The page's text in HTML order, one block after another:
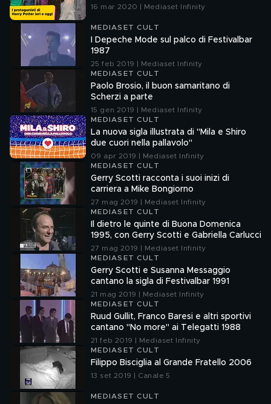
16 mar 2020 | Mediaset Infinity
MEDIASET CULT
I Depeche Mode sul palco di Festivalbar
1987
25 feb 2019 | Mediaset Infinity
MEDIASET CULT
Paolo Brosio, il buon samaritano di
Scherzi a parte
15 gen 2019 | Mediaset Infinity
MEDIASET CULT
La nuova sigla illustrata di "Mila e Shiro
due cuori nella pallavolo"
09 apr 2019 | Mediaset Infinity
MEDIASET CULT
Gerry Scotti racconta i suoi inizi di
carriera a Mike Bongiorno
27 mag 2019 | Mediaset Infinity
MEDIASET CULT
Il dietro le quinte di Buona Domenica
1995, con Gerry Scotti e Gabriella Carlucci
27 mag 2019 | Mediaset Infinity
MEDIASET CULT
Gerry Scotti e Susanna Messaggio
cantano la sigla di Festivalbar 1991
21 mag 2019 | Mediaset Infinity
MEDIASET CULT
Ruud Gullit, Franco Baresi e altri sportivi
cantano "No more" ai Telegatti 1988
21 feb 2019 | Mediaset Infinity
MEDIASET CULT
Filippo Bisciglia al Grande Fratello 2006
13 set 2019 | Canale 5
MEDIASET CULT